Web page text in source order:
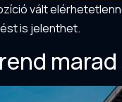
vált
is jelenthet.